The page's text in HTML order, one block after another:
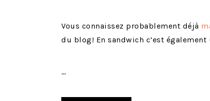
Vous connaissez probablement déjà
du blog! En sandwich c’est également
…